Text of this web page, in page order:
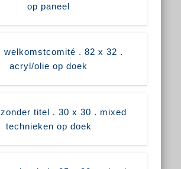
op paneel
welkomstcomité . 82 x 32 .
acryl/olie op doek
titel . 30 x 30 . mixed
technieken op doek